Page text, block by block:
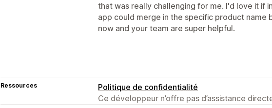
that was really challenging for me. I'd love it if
app could merge in the specific product name
now and your team are super helpful.
Ressources
Politique de confidentialité
Ce développeur n’offre pas d’assistance